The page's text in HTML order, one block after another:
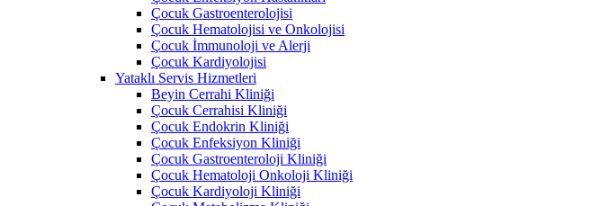
Çocuk Gastroenterolojisi
Çocuk Hematolojisi ve Onkolojisi
Çocuk İmmunoloji ve Alerji
Çocuk Kardiyolojisi
Yataklı Servis Hizmetleri
Beyin Cerrahi Kliniği
Çocuk Cerrahisi Kliniği
Çocuk Endokrin Kliniği
Çocuk Enfeksiyon Kliniği
Çocuk Gastroenteroloji Kliniği
Çocuk Hematoloji Onkoloji Kliniği
Çocuk Kardiyoloji Kliniği